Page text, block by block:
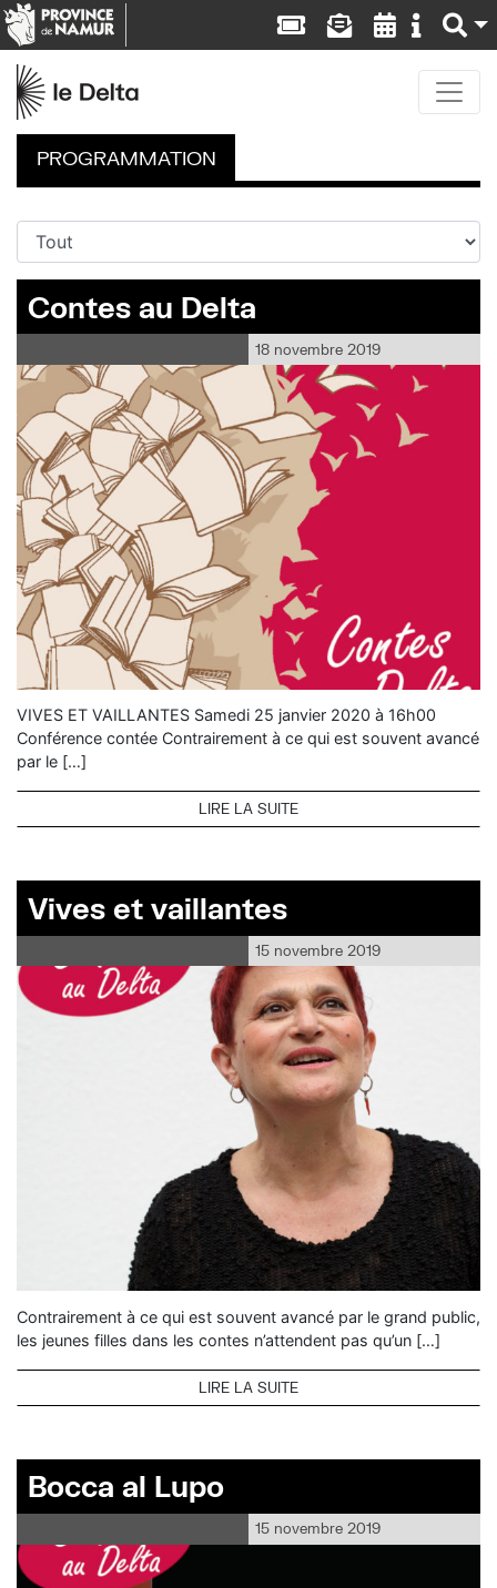
PROGRAMMATION
Contes au Delta
18 novembre 2019
VIVES ET VAILLANTES Samedi 25 janvier 2020 à 16h00
Conférence contée Contrairement à ce qui est souvent avancé
par le […]
LIRE LA SUITE
Vives et vaillantes
15 novembre 2019
Contrairement à ce qui est souvent avancé par le grand public,
les jeunes filles dans les contes n’attendent pas qu’un […]
LIRE LA SUITE
Bocca al Lupo
15 novembre 2019